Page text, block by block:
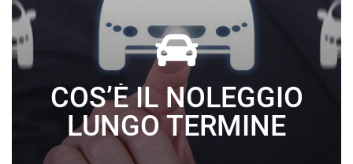
COS’È IL NOLEGGIO
LUNGO TERMINE